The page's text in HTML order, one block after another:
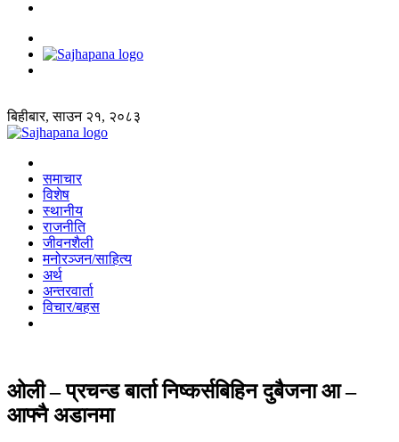
बिहीबार, साउन २१, २०८३
समाचार
विशेष
स्थानीय
राजनीति
जीवनशैली
मनोरञ्जन/साहित्य
अर्थ
अन्तरवार्ता
विचार/बहस
ओली – प्रचन्ड बार्ता निष्कर्सबिहिन दुबैजना आ –
आफ्नै अडानमा